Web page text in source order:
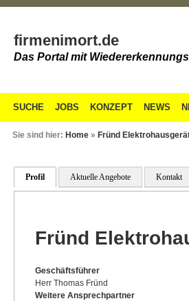
firmenimort.de
Das Portal mit
SUCHE JOBS KONZEPT NEWS
Sie sind hier: Home » Fründ
Profil Aktuelle Angebote Kontakt
Fründ
Geschäftsführer
Herr Thomas Fründ
Weitere Ansprechpartner